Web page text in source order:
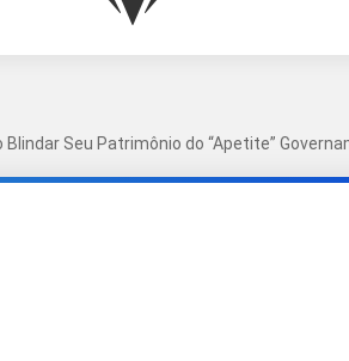
Seu Patrimônio do “Apetite”